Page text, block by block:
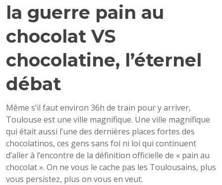
la guerre pain au
chocolat VS
chocolatine, l’éternel
débat
Même s’il faut environ 36h de train pour y arriver,
Toulouse est une ville magnifique. Une ville magnifique
qui était aussi l’une des dernières places fortes des
chocolatinos, ces gens sans foi ni loi qui continuent
d’aller à l’encontre de la définition officielle de « pain au
chocolat ». On ne vous le cache pas les Toulousains, plus
vous persistez, plus on vous en veut.